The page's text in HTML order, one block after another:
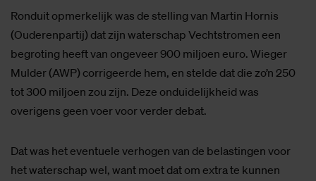
Ronduit opmerkelijk was de stelling van Martin Hornis
(Ouderenpartij) dat zijn waterschap Vechtstromen een
begroting heeft van ongeveer 900 miljoen euro. Wieger
Mulder (AWP) corrigeerde hem, en stelde dat die zo’n 250
tot 300 miljoen zou zijn. Deze onduidelijkheid was
overigens geen voer voor verder debat.
Dat was het eventuele verhogen van de belastingen voor
het waterschap wel, want moet dat om extra te kunnen